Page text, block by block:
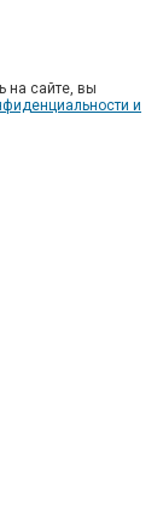
на сайте, вы
и